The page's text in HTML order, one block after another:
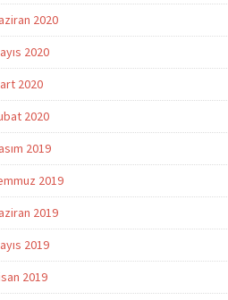
2020
2020
2020
2020
2019
2019
2019
2019
2019